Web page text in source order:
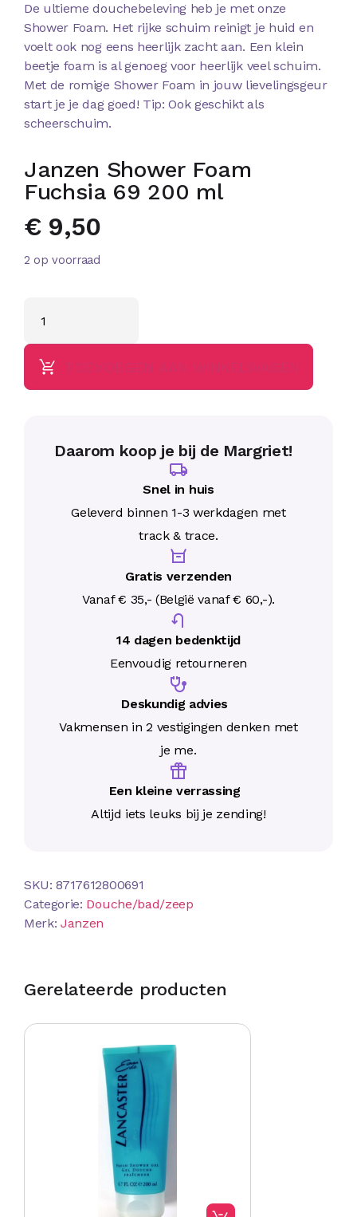
De ultieme douchebeleving heb je met onze
Shower Foam. Het rijke schuim reinigt je huid en
voelt ook nog eens heerlijk zacht aan. Een klein
beetje foam is al genoeg voor heerlijk veel schuim.
Met de romige Shower Foam in jouw lievelingsgeur
start je je dag goed! Tip: Ook geschikt als
scheerschuim.
Janzen Shower Foam
Fuchsia 69 200 ml
€9,50
2 op voorraad
Daarom koop je bij de Margriet!
Snel in huis
Geleverd binnen 1-3 werkdagen met
track & trace.
Gratis verzenden
Vanaf € 35,- (België vanaf € 60,-).
14 dagen bedenktijd
Eenvoudig retourneren
Deskundig advies
Vakmensen in 2 vestigingen denken met
je me.
Een kleine verrassing
Altijd iets leuks bij je zending!
SKU:8717612800691
Categorie: Douche/bad/zeep
Merk:Janzen
Gerelateerde producten